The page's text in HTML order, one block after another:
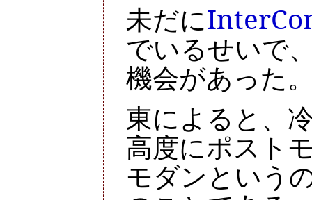
未だに
でいるせいで
機会があった
東によると、
高度にポスト
モダンという